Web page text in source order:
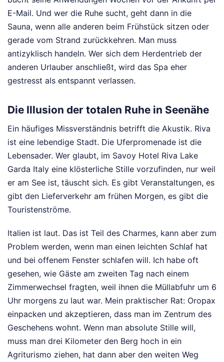
E-Mail. Und wer die Ruhe sucht, geht dann in die
Sauna, wenn alle anderen beim Frühstück sitzen oder
gerade vom Strand zurückkehren. Man muss
antizyklisch handeln. Wer sich dem Herdentrieb der
anderen Urlauber anschließt, wird das Spa eher
gestresst als entspannt verlassen.
Die Illusion der totalen Ruhe in Seenähe
Ein häufiges Missverständnis betrifft die Akustik. Riva
ist eine lebendige Stadt. Die Uferpromenade ist die
Lebensader. Wer glaubt, im Savoy Hotel Riva Lake
Garda Italy eine klösterliche Stille vorzufinden, nur weil
er am See ist, täuscht sich. Es gibt Veranstaltungen, es
gibt den Lieferverkehr am frühen Morgen, es gibt die
Touristenströme.
Italien ist laut. Das ist Teil des Charmes, kann aber zum
Problem werden, wenn man einen leichten Schlaf hat
und bei offenem Fenster schlafen will. Ich habe oft
gesehen, wie Gäste am zweiten Tag nach einem
Zimmerwechsel fragten, weil ihnen die Müllabfuhr um 6
Uhr morgens zu laut war. Mein praktischer Rat: Oropax
einpacken und akzeptieren, dass man im Zentrum des
Geschehens wohnt. Wenn man absolute Stille will,
muss man drei Kilometer den Berg hoch in ein
Agriturismo ziehen, hat dann aber den weiten Weg